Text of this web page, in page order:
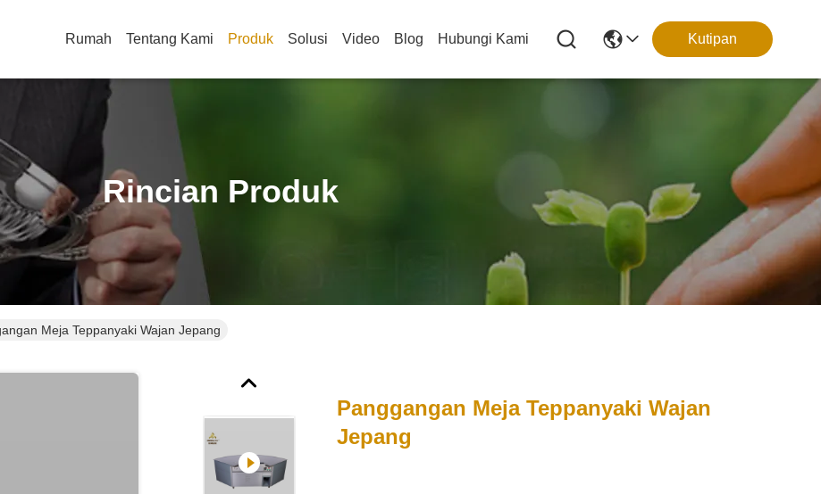
Rumah Tentang Kami Produk Solusi Video Blog Hubungi Kami Kutipan
Rincian Produk
Meja Teppanyaki Wajan Jepang
Panggangan Meja Teppanyaki Wajan
Jepang